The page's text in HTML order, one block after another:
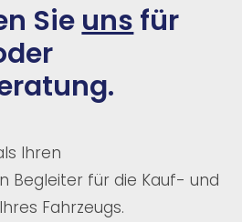
Sie uns für
Ihren
Begleiter für die Kauf- und
Fahrzeugs.